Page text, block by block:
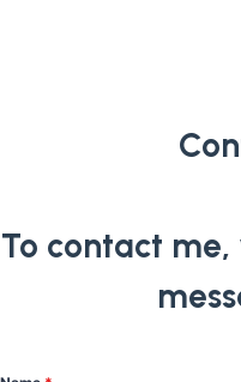
To contact